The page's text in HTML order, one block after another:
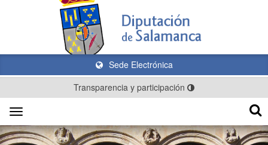
Sede Electrónica
Transparencia y participación
Toggle
navigation